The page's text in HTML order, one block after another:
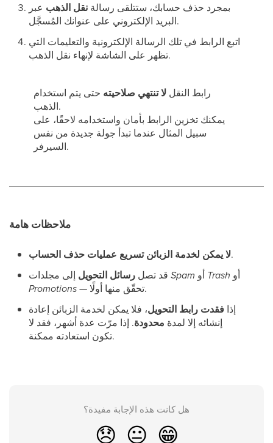
بمجرد حذف حسابك، ستتلقى رسالة نقل الذهب عبر
البريد الإلكتروني على عنوانك المُسجَّل.
اتبع الرابط في تلك الرسالة الإلكترونية والتعليمات التي
تظهر على الشاشة لإنهاء نقل الذهب.
رابط النقل لا تنتهي صلاحيته حتى يتم استخدام
الذهب.
يمكنك تخزين الرابط بأمان واستخدامه لاحقًا، على
سبيل المثال عندما تبدأ جولة جديدة من نفس
السيرفر.
ملاحظات هامة
لا يمكن لخدمة الزبائن تسريع عمليات حذف الحساب.
قد تصل رسائل التحويل Spam Trash أو
Promotions
— تحقّق منها أولًا.
إذا فقدت رابط التحويل، فلا يمكن لخدمة الزبائن إعادة
إنشائه إلا لمدة محدودة. إذا مرّت عدة أشهر، فقد لا
تكون استعادته ممكنة.
هل كانت هذه الإجابة مفيدة؟
😞 😐 😁